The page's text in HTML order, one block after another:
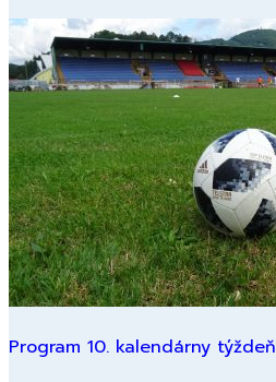
Program 10. kalendárny týždeň